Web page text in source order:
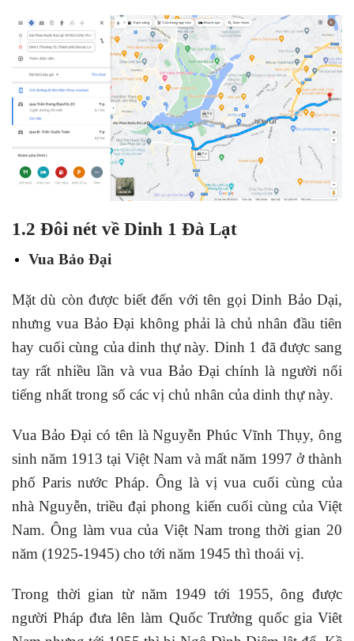
1.2 Đôi nét về Dinh 1 Đà Lạt
Vua Bảo Đại
Mặt dù còn được biết đến với tên gọi Dinh Bảo Dại,
nhưng vua Bảo Đại không phải là chủ nhân đầu tiên
hay cuối cùng của dinh thự này. Dinh 1 đã được sang
tay rất nhiều lần và vua Bảo Đại chính là người nổi
tiếng nhất trong số các vị chủ nhân của dinh thự này.
Vua Bảo Đại có tên là Nguyễn Phúc Vĩnh Thụy, ông
sinh năm 1913 tại Việt Nam và mất năm 1997 ở thành
phố Paris nước Pháp. Ông là vị vua cuối cùng của
nhà Nguyễn, triều đại phong kiến cuối cùng của Việt
Nam. Ông làm vua của Việt Nam trong thời gian 20
năm (1925-1945) cho tới năm 1945 thì thoái vị.
Trong thời gian từ năm 1949 tới 1955, ông được
người Pháp đưa lên làm Quốc Trưởng quốc gia Viêt